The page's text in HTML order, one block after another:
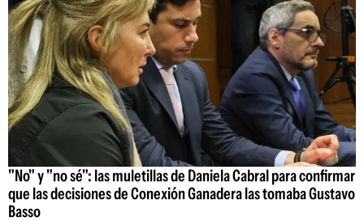
"No" y "no sé": las muletillas de Daniela Cabral para confirmar
que las decisiones de Conexión Ganadera las tomaba Gustavo
Basso